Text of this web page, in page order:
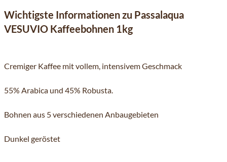
Wichtigste Informationen zu Passalaqua
VESUVIO Kaffeebohnen 1kg
Cremiger Kaffee mit vollem, intensivem Geschmack
55% Arabica und 45% Robusta.
Bohnen aus 5 verschiedenen Anbaugebieten
Dunkel geröstet